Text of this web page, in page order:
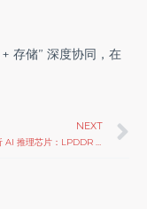
存储” 深度协同，在
NEXT